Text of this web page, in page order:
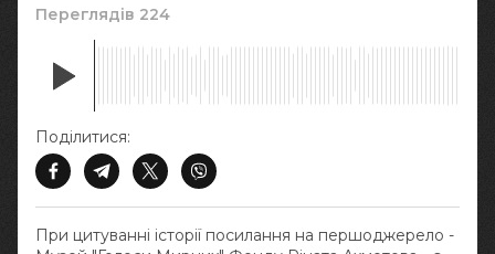
Переглядів 224
При цитуванні історії посилання на першоджерело -
Поділитися: